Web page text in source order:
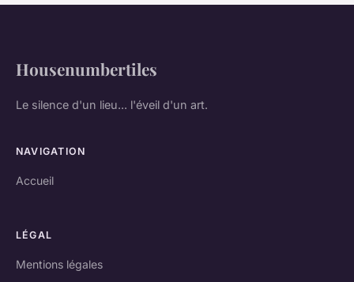
Housenumbertiles
Le silence d'un lieu... l'éveil d'un art.
NAVIGATION
Accueil
LÉGAL
Mentions légales